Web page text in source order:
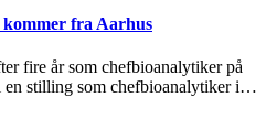
fra Aarhus
fire år som chefbioanalytiker på
en stilling som chefbioanalytiker i…